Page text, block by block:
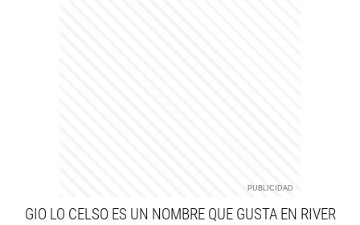
GIO LO CELSO ES UN NOMBRE QUE GUSTA EN RIVER